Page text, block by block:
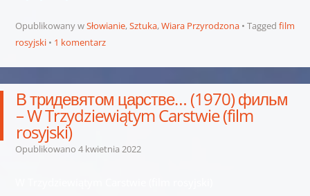
Opublikowany wSłowianie,Sztuka,Wiara Przyrodzona Tagged film
rosyjski
1 komentarz
В тридевятом царстве… (1970) фильм
– W Trzydziewiątym Carstwie (film
rosyjski)
Opublikowano 4 kwietnia 2022